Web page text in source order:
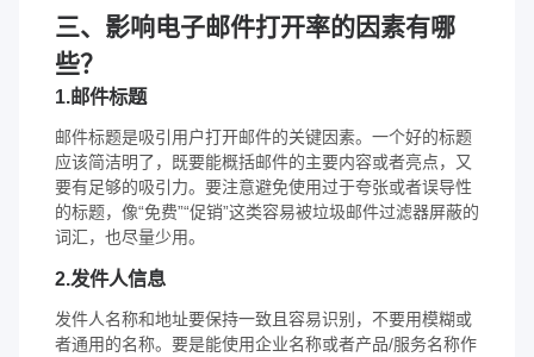
三、影响电子邮件打开率的因素有哪
些？
1.邮件标题
邮件标题是吸引用户打开邮件的关键因素。一个好的标题
应该简洁明了，既要能概括邮件的主要内容或者亮点，又
要有足够的吸引力。要注意避免使用过于夸张或者误导性
的标题，像“免费”“促销”这类容易被垃圾邮件过滤器屏蔽的
词汇，也尽量少用。
2.发件人信息
发件人名称和地址要保持一致且容易识别，不要用模糊或
者通用的名称。要是能使用企业名称或者产品/服务名称作